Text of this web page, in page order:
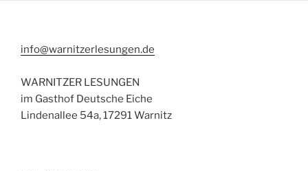
info@warnitzerlesungen.de
WARNITZER LESUNGEN
im Gasthof Deutsche Eiche
Lindenallee 54a, 17291 Warnitz